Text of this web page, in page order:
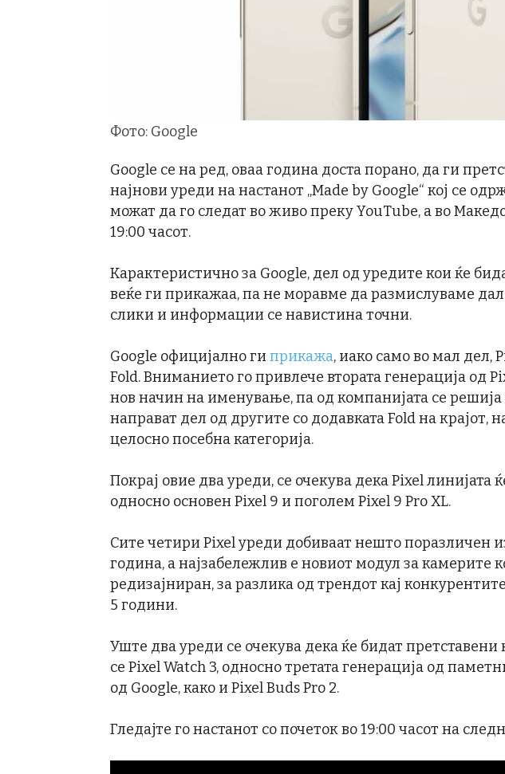
Фото: Google
Google се на ред, оваа година доста порано, да ги
најнови уреди на настанот „Made by Google“ кој се
можат да го следат во живо преку YouTube, а во
19:00 часот.
Карактеристично за Google, дел од уредите кои ќе
веќе ги прикажаа, па не моравме да размислуваме
слики и информации се навистина точни.
Google официјално ги прикажа, иако само во мал дел,
Fold. Вниманието го привлече втората генерација од
нов начин на именување, па од компанијата се решија
направат дел од другите со додавката Fold на крајот,
целосно посебна категорија.
Покрај овие два уреди, се очекува дека Pixel линијата
односно основен Pixel 9 и поголем Pixel 9 Pro XL.
Сите четири Pixel уреди добиваат нешто поразличен
година, а најзабележлив е новиот модул за камерите
редизајниран, за разлика од трендот кај
5 години.
Уште два уреди се очекува дека ќе бидат претставени
се Pixel Watch 3, односно третата генерација од
од Google, како и Pixel Buds Pro 2.
Гледајте го настанот со почеток во 19:00 часот на